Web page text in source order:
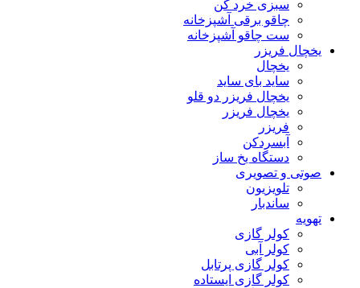
سبزی خرد کن
چاقو برقی آشپزخانه
ست چاقو آشپزخانه
یخچال فریزر
یخچال
ساید بای ساید
یخچال فریزر دو قلو
یخچال فریزر
فریزر
آبسردکن
دستگاه یخ ساز
صوتی و تصویری
تلویزیون
ساندبار
تهویه
کولر گازی
کولر آبی
کولر گازی پرتابل
کولر گازی ایستاده